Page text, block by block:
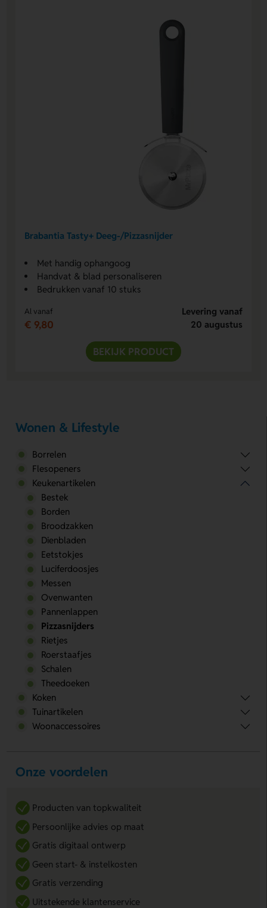
Brabantia Tasty+ Deeg-/Pizzasnijder
Met handig ophangoog
Handvat & blad personaliseren
Bedrukken vanaf 10 stuks
Al vanaf
€ 9,80
Levering vanaf
20 augustus
BEKIJK PRODUCT
Wonen & Lifestyle
Borrelen
Flesopeners
Keukenartikelen
Bestek
Borden
Broodzakken
Dienbladen
Eetstokjes
Luciferdoosjes
Messen
Ovenwanten
Pannenlappen
Pizzasnijders
Rietjes
Roerstaafjes
Schalen
Theedoeken
Koken
Tuinartikelen
Woonaccessoires
Onze voordelen
Producten van topkwaliteit
Persoonlijke advies op maat
Gratis digitaal ontwerp
Geen start- & instelkosten
Gratis verzending
Uitstekende klantenservice